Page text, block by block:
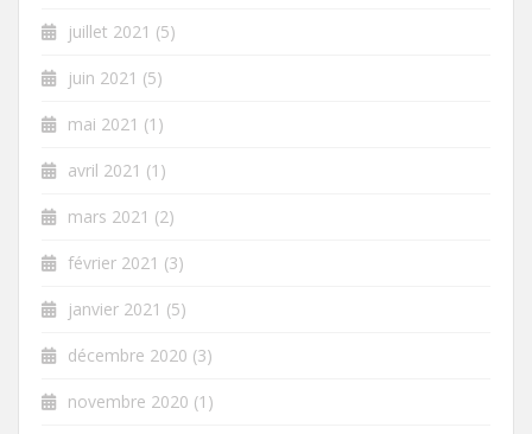
juillet 2021 (5)
juin 2021 (5)
mai 2021 (1)
avril 2021 (1)
mars 2021 (2)
février 2021 (3)
janvier 2021 (5)
décembre 2020 (3)
novembre 2020 (1)